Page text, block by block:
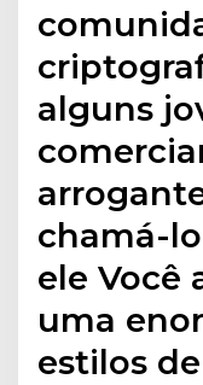
alguns
chamá-
ele Você
uma
estilos